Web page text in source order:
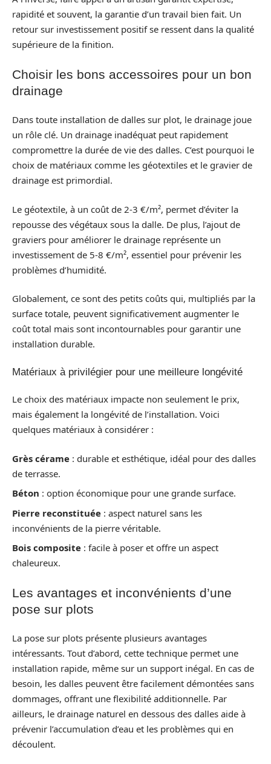
rapidité et souvent, la garantie d’un travail bien fait. Un
retour sur investissement positif se ressent dans la qualité
supérieure de la finition.
Choisir les bons accessoires pour un bon
drainage
Dans toute installation de dalles sur plot, le drainage joue
un rôle clé. Un drainage inadéquat peut rapidement
compromettre la durée de vie des dalles. C’est pourquoi le
choix de matériaux comme les géotextiles et le gravier de
drainage est primordial.
Le géotextile, à un coût de 2-3 €/m², permet d’éviter la
repousse des végétaux sous la dalle. De plus, l’ajout de
graviers pour améliorer le drainage représente un
investissement de 5-8 €/m², essentiel pour prévenir les
problèmes d’humidité.
Globalement, ce sont des petits coûts qui, multipliés par la
surface totale, peuvent significativement augmenter le
coût total mais sont incontournables pour garantir une
installation durable.
Matériaux à privilégier pour une meilleure longévité
Le choix des matériaux impacte non seulement le prix,
mais également la longévité de l’installation. Voici
quelques matériaux à considérer :
Grès cérame : durable et esthétique, idéal pour des dalles
de terrasse.
Béton : option économique pour une grande surface.
Pierre reconstituée : aspect naturel sans les
inconvénients de la pierre véritable.
Bois composite : facile à poser et offre un aspect
chaleureux.
Les avantages et inconvénients d’une
pose sur plots
La pose sur plots présente plusieurs avantages
intéressants. Tout d’abord, cette technique permet une
installation rapide, même sur un support inégal. En cas de
besoin, les dalles peuvent être facilement démontées sans
dommages, offrant une flexibilité additionnelle. Par
ailleurs, le drainage naturel en dessous des dalles aide à
prévenir l’accumulation d’eau et les problèmes qui en
découlent.